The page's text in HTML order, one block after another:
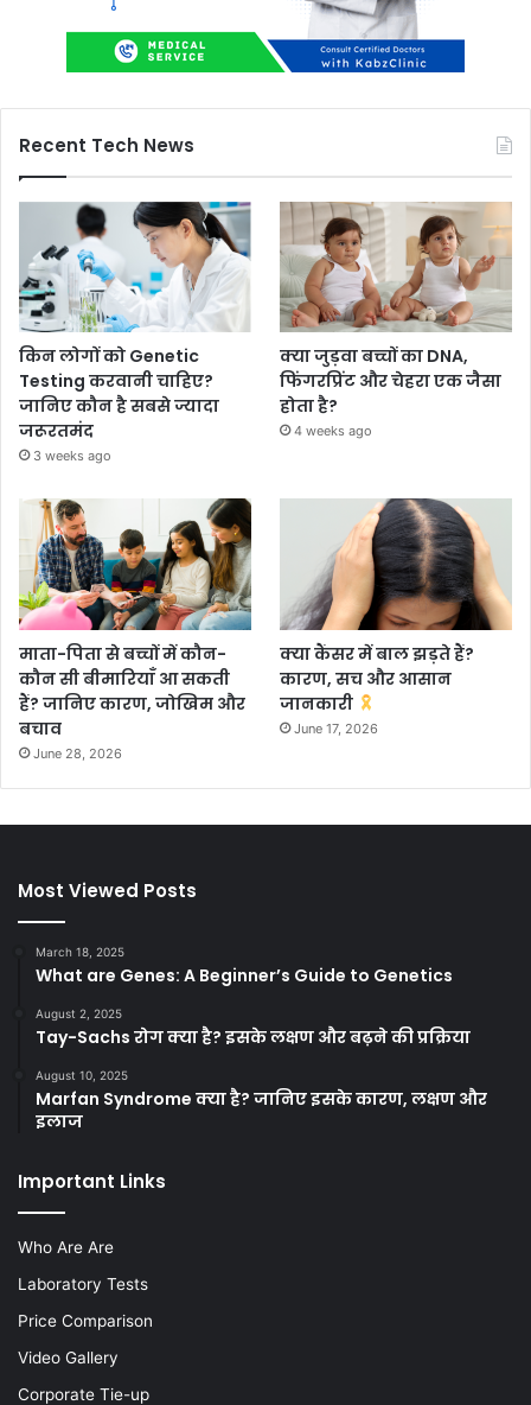
Recent Tech News
किन लोगों को Genetic
Testing करवानी चाहिए?
जानिए कौन है सबसे ज्यादा
जरूरतमंद
3 weeks ago
क्या जुड़वा बच्चों का DNA,
फिंगरप्रिंट और चेहरा एक जैसा
होता है?
4 weeks ago
माता-पिता से बच्चों में कौन-
कौन सी बीमारियाँ आ सकती
हैं? जानिए कारण, जोखिम और
बचाव
June 28, 2026
क्या कैंसर में बाल झड़ते हैं?
कारण, सच और आसान
जानकारी
June 17, 2026
Most Viewed Posts
March 18, 2025
What are Genes: A Beginner’s Guide to Genetics
August 2, 2025
Tay-Sachs रोग क्या है? इसके लक्षण और बढ़ने की प्रक्रिया
August 10, 2025
Marfan Syndrome क्या है? जानिए इसके कारण, लक्षण और
इलाज
Important Links
Who Are Are
Laboratory Tests
Price Comparison
Video Gallery
Corporate Tie-up